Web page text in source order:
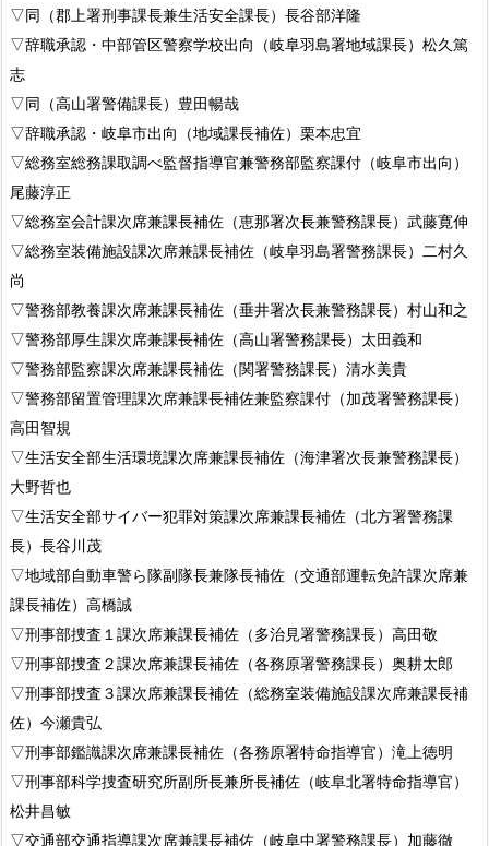
▽同（郡上署刑事課長兼生活安全課長）長谷部洋隆
▽辞職承認・中部管区警察学校出向（岐阜羽島署地域課長）松久篤
志
▽同（高山署警備課長）豊田暢哉
▽辞職承認・岐阜市出向（地域課長補佐）栗本忠宜
▽総務室総務課取調べ監督指導官兼警務部監察課付（岐阜市出向）
尾藤淳正
▽総務室会計課次席兼課長補佐（恵那署次長兼警務課長）武藤寛伸
▽総務室装備施設課次席兼課長補佐（岐阜羽島署警務課長）二村久
尚
▽警務部教養課次席兼課長補佐（垂井署次長兼警務課長）村山和之
▽警務部厚生課次席兼課長補佐（高山署警務課長）太田義和
▽警務部監察課次席兼課長補佐（関署警務課長）清水美貴
▽警務部留置管理課次席兼課長補佐兼監察課付（加茂署警務課長）
高田智規
▽生活安全部生活環境課次席兼課長補佐（海津署次長兼警務課長）
大野哲也
▽生活安全部サイバー犯罪対策課次席兼課長補佐（北方署警務課
長）長谷川茂
▽地域部自動車警ら隊副隊長兼隊長補佐（交通部運転免許課次席兼
課長補佐）高橋誠
▽刑事部捜査１課次席兼課長補佐（多治見署警務課長）高田敬
▽刑事部捜査２課次席兼課長補佐（各務原署警務課長）奥耕太郎
▽刑事部捜査３課次席兼課長補佐（総務室装備施設課次席兼課長補
佐）今瀬貴弘
▽刑事部鑑識課次席兼課長補佐（各務原署特命指導官）滝上徳明
▽刑事部科学捜査研究所副所長兼所長補佐（岐阜北署特命指導官）
松井昌敏
▽交通部交通指導課次席兼課長補佐（岐阜中署警務課長）加藤徹